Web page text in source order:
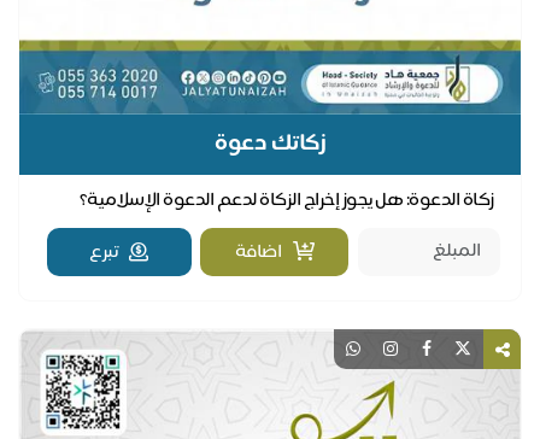
زكاتك دعوة
زكاة الدعوة: هل يجوز إخراج الزكاة لدعم الدعوة الإسلامية؟
يتساءل كثير من المسلمين: **هل يجوز إخراج...
اضافة تبرع